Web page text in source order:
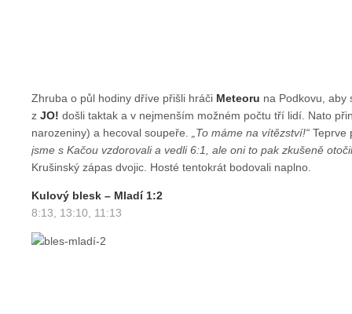
Zhruba o půl hodiny dříve přišli hráči Meteoru na Podkovu, aby
z JO! došli taktak a v nejmenším možném počtu tří lidí. Nato
narozeniny) a hecoval soupeře.
„To máme na vítězství!“ Teprve
jsme s Kačou vzdorovali a vedli 6:1, ale oni to pak zkušeně
Krušinský zápas dvojic. Hosté tentokrát bodovali naplno.
Kulový blesk – Mladí 1:2
8:13, 13:10, 11:13